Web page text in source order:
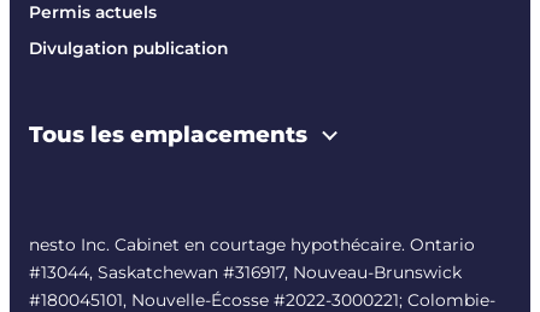
Permis actuels
Divulgation publication
Tous les emplacements
nesto Inc. Cabinet en courtage hypothécaire. Ontario
#13044, Saskatchewan #316917, Nouveau-Brunswick
#180045101, Nouvelle-Écosse #2022-3000221; Colombie-